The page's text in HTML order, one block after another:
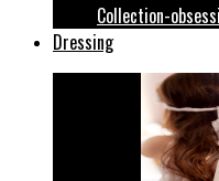
Collection-
Dressing